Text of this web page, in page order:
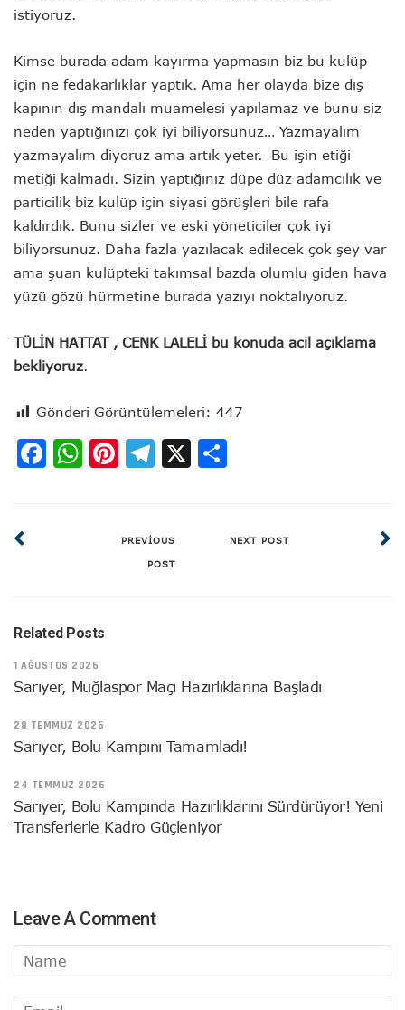
istiyoruz.
Kimse burada adam kayırma yapmasın biz bu kulüp
için ne fedakarlıklar yaptık. Ama her olayda bize dış
kapının dış mandalı muamelesi yapılamaz ve bunu siz
neden yaptığınızı çok iyi biliyorsunuz… Yazmayalım
yazmayalım diyoruz ama artık yeter. Bu işin etiği
metiği kalmadı. Sizin yaptığınız düpe düz adamcılık ve
particilik biz kulüp için siyasi görüşleri bile rafa
kaldırdık. Bunu sizler ve eski yöneticiler çok iyi
biliyorsunuz. Daha fazla yazılacak edilecek çok şey var
ama şuan kulüpteki takımsal bazda olumlu giden hava
yüzü gözü hürmetine burada yazıyı noktalıyoruz.
TÜLİN HATTAT , CENK LALELİ bu konuda acil açıklama
bekliyoruz.
Gönderi Görüntülemeleri: 447
Facebook
WhatsApp
Pinterest
Telegram
X
PREVIOUS
POST
NEXT POST
Related Posts
1 AĞUSTOS 2026
Sarıyer, Muğlaspor Maçı Hazırlıklarına Başladı
28 TEMMUZ 2026
Sarıyer, Bolu Kampını Tamamladı!
24 TEMMUZ 2026
Sarıyer, Bolu Kampında Hazırlıklarını Sürdürüyor! Yeni
Transferlerle Kadro Güçleniyor
Leave A Comment